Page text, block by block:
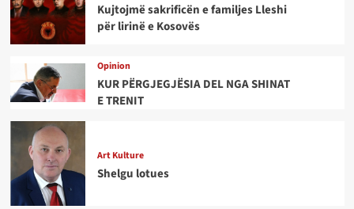
Kujtojmë sakrificën e familjes Lleshi
për lirinë e Kosovës
Opinion
KUR PËRGJEGJËSIA DEL NGA SHINAT
E TRENIT
Art Kulture
Shelgu lotues